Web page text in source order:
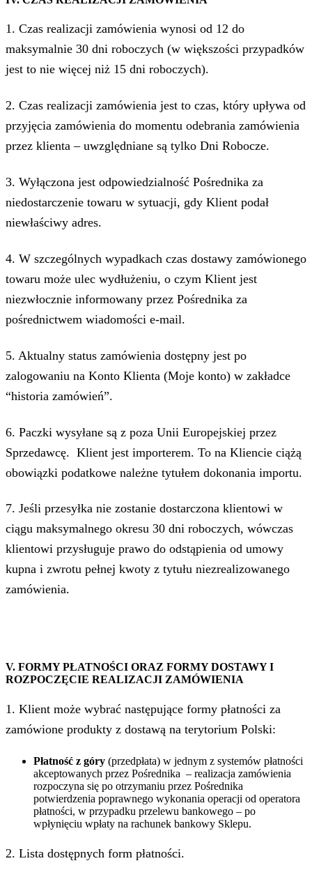
1. Czas realizacji zamówienia wynosi od 12 do
maksymalnie 30 dni roboczych (w większości przypadków
jest to nie więcej niż 15 dni roboczych).
2. Czas realizacji zamówienia jest to czas, który upływa od
przyjęcia zamówienia do momentu odebrania zamówienia
przez klienta – uwzględniane są tylko Dni Robocze.
3. Wyłączona jest odpowiedzialność Pośrednika za
niedostarczenie towaru w sytuacji, gdy Klient podał
niewłaściwy adres.
4. W szczególnych wypadkach czas dostawy zamówionego
towaru może ulec wydłużeniu, o czym Klient jest
niezwłocznie informowany przez Pośrednika za
pośrednictwem wiadomości e-mail.
5. Aktualny status zamówienia dostępny jest po
zalogowaniu na Konto Klienta (Moje konto) w zakładce
“historia zamówień”.
6. Paczki wysyłane są z poza Unii Europejskiej przez
Sprzedawcę. Klient jest importerem. To na Kliencie ciążą
obowiązki podatkowe należne tytułem dokonania importu.
7. Jeśli przesyłka nie zostanie dostarczona klientowi w
ciągu maksymalnego okresu 30 dni roboczych, wówczas
klientowi przysługuje prawo do odstąpienia od umowy
kupna i zwrotu pełnej kwoty z tytułu niezrealizowanego
zamówienia.
V. FORMY PŁATNOŚCI ORAZ FORMY DOSTAWY I
ROZPOCZĘCIE REALIZACJI ZAMÓWIENIA
1. Klient może wybrać następujące formy płatności za
zamówione produkty z dostawą na terytorium Polski:
Płatność z góry (przedpłata) w jednym z systemów płatności
akceptowanych przez Pośrednika – realizacja zamówienia
rozpoczyna się po otrzymaniu przez Pośrednika
potwierdzenia poprawnego wykonania operacji od operatora
płatności, w przypadku przelewu bankowego – po
wpłynięciu wpłaty na rachunek bankowy Sklepu.
2. Lista dostępnych form płatności.